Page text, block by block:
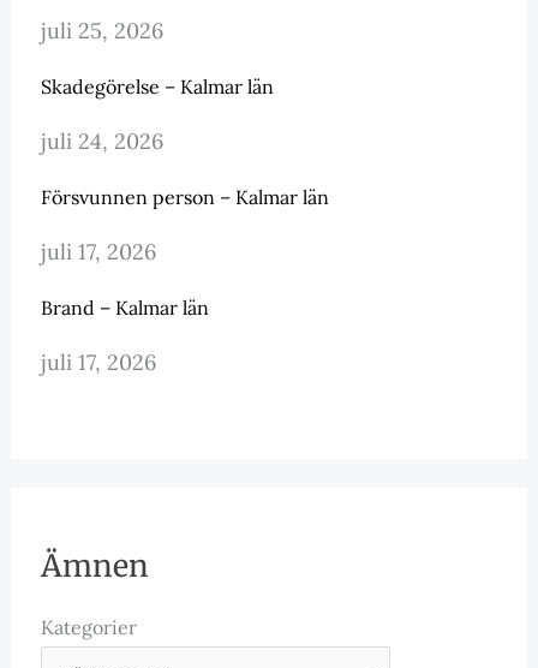
juli 25, 2026
Skadegörelse – Kalmar län
juli 24, 2026
Försvunnen person – Kalmar län
juli 17, 2026
Brand – Kalmar län
juli 17, 2026
Ämnen
Kategorier